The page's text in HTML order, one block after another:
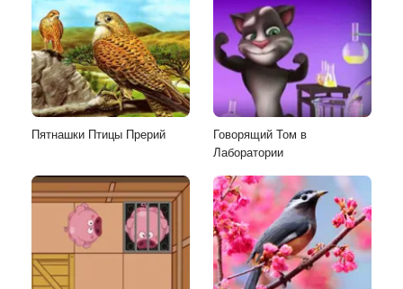
Пятнашки Птицы Прерий
Говорящий Том в
Лаборатории